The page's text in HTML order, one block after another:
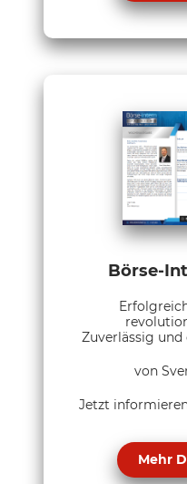
Börse-
Zuverlässig
von
Jetzt
Mehr